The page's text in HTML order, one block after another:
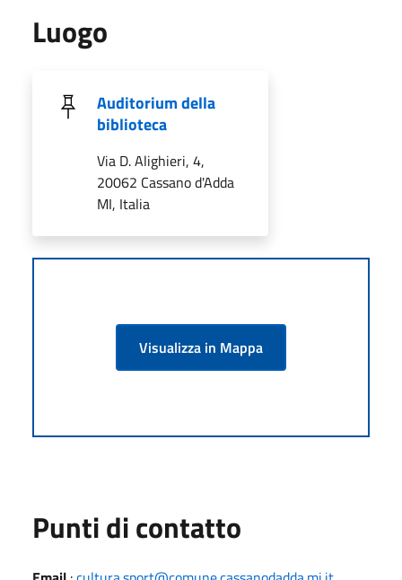
Luogo
Auditorium della
biblioteca
Via D. Alighieri, 4,
20062 Cassano d'Adda
MI, Italia
Visualizza in Mappa
Punti di contatto